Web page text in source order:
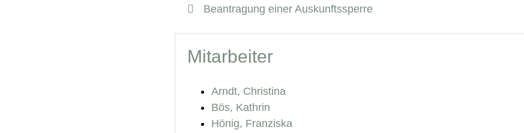
Beantragung einer Auskunftssperre
Mitarbeiter
Arndt, Christina
Bös, Kathrin
Hönig, Franziska